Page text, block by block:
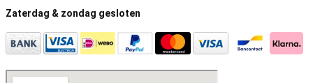
Zaterdag & zondag gesloten